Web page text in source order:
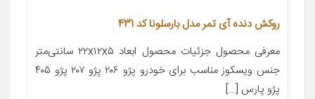
روکش دنده آی تمر مدل بارسلونا کد 431
معرفی محصول جزئیات محصول ابعاد ۲۲x۱۲x۵ سانتی‌متر
جنس ویسکوز مناسب برای خودرو پژو ۲۰۶ پژو ۲۰۷ پژو ۴۰۵
پژو پارس […]